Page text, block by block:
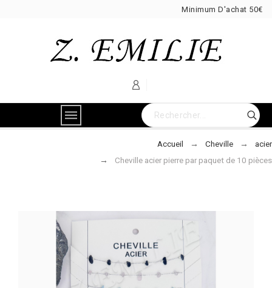
Minimum D'achat 50€
Accueil Cheville
acier
Cheville acier pierre par paquet de 10 pièces